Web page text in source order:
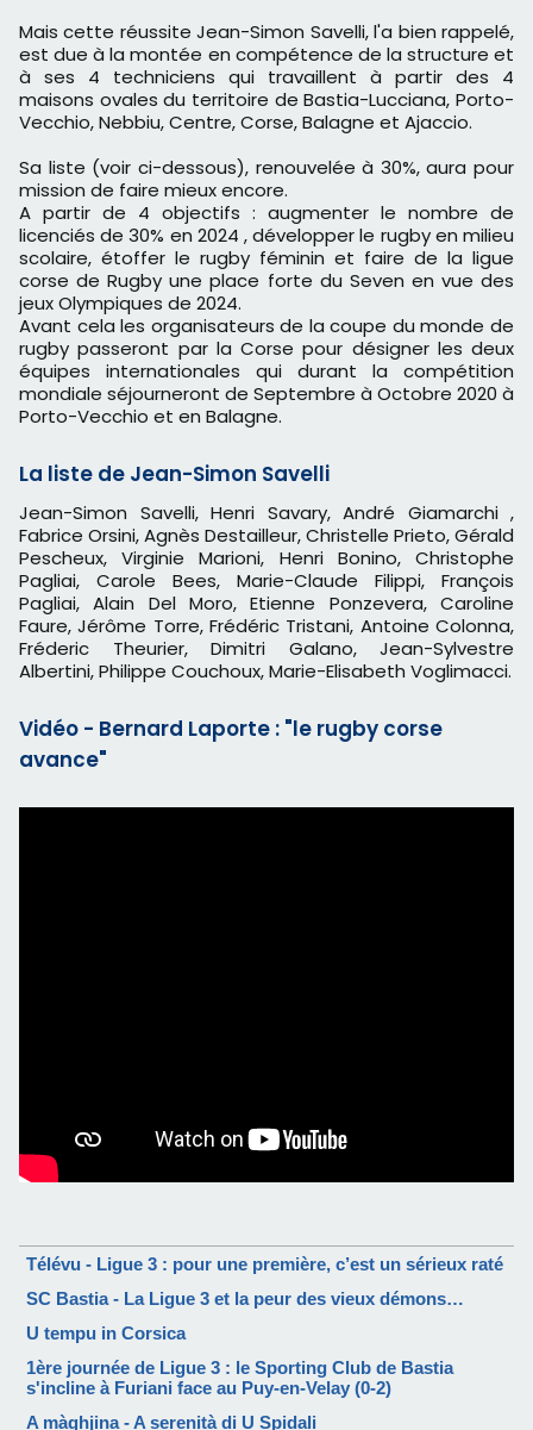
Mais cette réussite Jean-Simon Savelli, l'a bien rappelé,
est due à la montée en compétence de la structure et
à ses 4 techniciens qui travaillent à partir des 4
maisons ovales du territoire de Bastia-Lucciana, Porto-
Vecchio, Nebbiu, Centre, Corse, Balagne et Ajaccio.
Sa liste (voir ci-dessous), renouvelée à 30%, aura pour
mission de faire mieux encore.
A partir de 4 objectifs : augmenter le nombre de
licenciés de 30% en 2024 , développer le rugby en milieu
scolaire, étoffer le rugby féminin et faire de la ligue
corse de Rugby une place forte du Seven en vue des
jeux Olympiques de 2024.
Avant cela les organisateurs de la coupe du monde de
rugby passeront par la Corse pour désigner les deux
équipes internationales qui durant la compétition
mondiale séjourneront de Septembre à Octobre 2020 à
Porto-Vecchio et en Balagne.
La liste de Jean-Simon Savelli
Jean-Simon Savelli, Henri Savary, André Giamarchi ,
Fabrice Orsini, Agnès Destailleur, Christelle Prieto, Gérald
Pescheux, Virginie Marioni, Henri Bonino, Christophe
Pagliai, Carole Bees, Marie-Claude Filippi, François
Pagliai, Alain Del Moro, Etienne Ponzevera, Caroline
Faure, Jérôme Torre, Frédéric Tristani, Antoine Colonna,
Fréderic Theurier, Dimitri Galano, Jean-Sylvestre
Albertini, Philippe Couchoux, Marie-Elisabeth Voglimacci.
Vidéo - Bernard Laporte : "le rugby corse
avance"
Télévu - Ligue 3 : pour une première, c’est un sérieux raté
SC Bastia - La Ligue 3 et la peur des vieux démons…
U tempu in Corsica
1ère journée de Ligue 3 : le Sporting Club de Bastia
s'incline à Furiani face au Puy-en-Velay (0-2)
A màghjina - A serenità di U Spidali